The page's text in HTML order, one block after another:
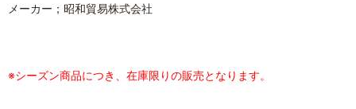
メーカー；昭和貿易株式会社
※シーズン商品につき、在庫限りの販売となります。